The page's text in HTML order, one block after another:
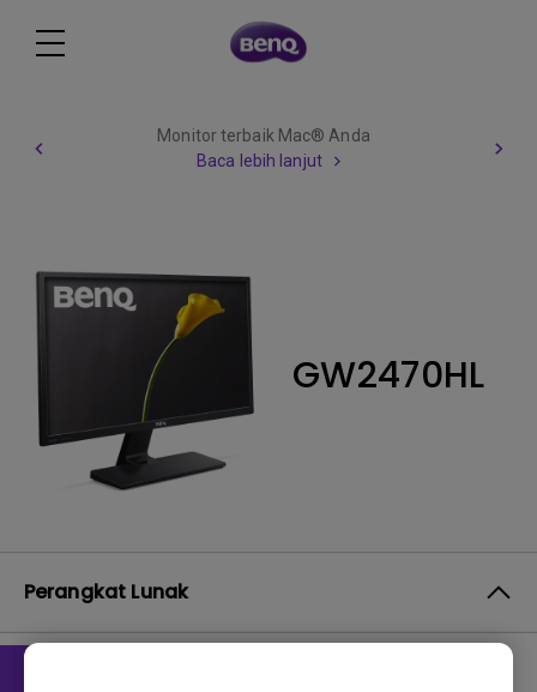
Monitor terbaik Mac® Anda
Baca lebih lanjut
GW2470HL
Perangkat Lunak